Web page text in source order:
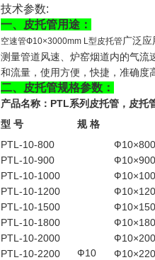
技术参数:
一、皮托管用途：
空速管Ф10×3000mm L型皮托管广泛
测量管道风速、炉窑烟道内的气流
和流量，使用方便，快捷，准确度
二、皮托管规格参数：
产品名称：PTL系列皮托管，皮托
型 号
规 格
PTL-10-800
Ф10
PTL-10-900
PTL-10-1000
PTL-10-1200
PTL-10-1500
PTL-10-1800
PTL-10-2000
PTL-10-2200